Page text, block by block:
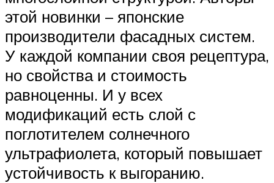
этой новинки – японские
производители фасадных систем.
У каждой компании своя рецептура,
но свойства и стоимость
равноценны. И у всех
модификаций есть слой с
поглотителем солнечного
ультрафиолета, который повышает
устойчивость к выгоранию.